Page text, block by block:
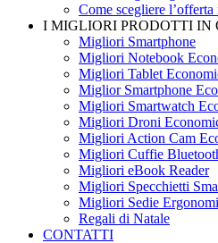
Come scegliere
I MIGLIORI PRODOTTI IN
Migliori Smartphone
Migliori Notebook
Migliori Tablet
Miglior Smartphone
Migliori Smartwatch
Migliori Droni
Migliori Action Cam
Migliori Cuffie
Migliori eBook Reader
Migliori Specchietti
Migliori Sedie
Regali di Natale
CONTATTI